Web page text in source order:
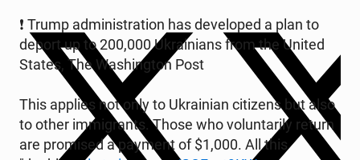
❗️ Trump ad­mi­ni­stra­tion has de­ve­lo­ped a plan to
deport up to 200,000 Ukra­inians from the United
States, The Wa­shing­ton Post
This applies not only to Ukra­inian ci­ti­zens but also
to other im­mi­grants. Those who vo­lun­ta­ri­ly return
are pro­mi­sed a payment of $1,000. All this